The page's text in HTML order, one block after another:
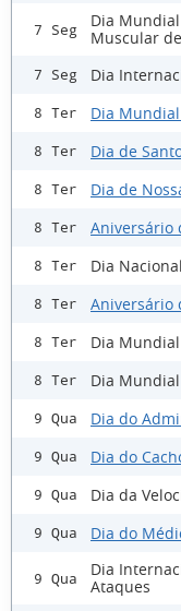
7 Seg
Dia
Muscular
7 Seg Dia
8 Ter Dia
8 Ter Dia de
8 Ter Dia de
8 Ter Aniversário
8 Ter Dia
8 Ter Aniversário
8 Ter Dia
8 Ter Dia
9 Qua Dia do
9 Qua Dia do
9 Qua Dia da
9 Qua Dia do
9 Qua
Dia
Ataques